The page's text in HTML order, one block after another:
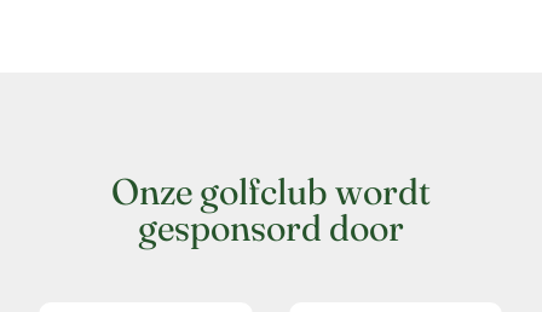
Onze golfclub wordt
gesponsord door